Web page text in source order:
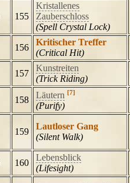
155
Kristallenes
Zauberschloss
(Spell Crystal Lock)
156
Kritischer Treffer
(Critical Hit)
157
Kunstreiten
(Trick Riding)
158 Läutern [7]
(Purify)
159
Lautloser Gang
(Silent Walk)
160
Lebensblick
(Lifesight)